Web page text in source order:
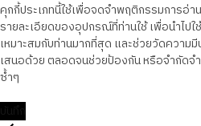
คุกกี้ประเภทนี้ใช้เพื่อจดจำพฤติกรรมการอ่า
รายละเอียดของอุปกรณ์ที่ท่านใช้ เพื่อนำไป
เหมาะสมกับท่านมากที่สุด และช่วยวัดความ
เสนอด้วย ตลอดจนช่วยป้องกัน หรือจำกัดจ
ซ้ำๆ